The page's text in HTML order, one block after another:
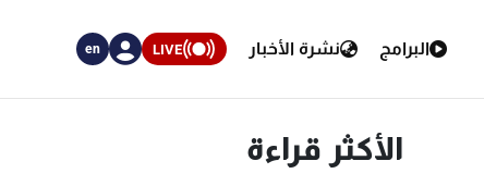
البرامج نشرة الأخبار LIVE
en
الأكثر قراءة